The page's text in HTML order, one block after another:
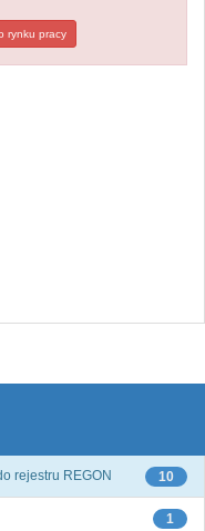
rynku pracy
10
rejestru REGON
1